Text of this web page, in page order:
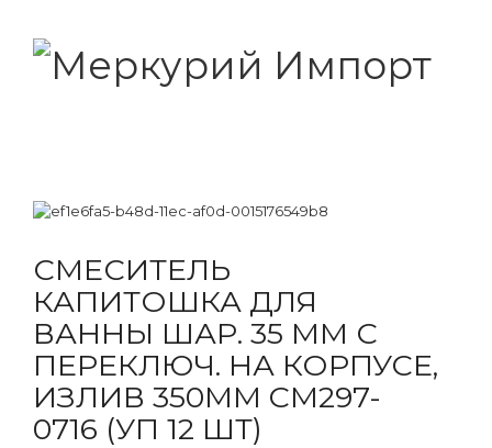
СМЕСИТЕЛЬ
КАПИТОШКА ДЛЯ
ВАННЫ ШАР. 35 ММ С
ПЕРЕКЛЮЧ. НА КОРПУСЕ,
ИЗЛИВ 350ММ CM297-
0716 (УП 12 ШТ)